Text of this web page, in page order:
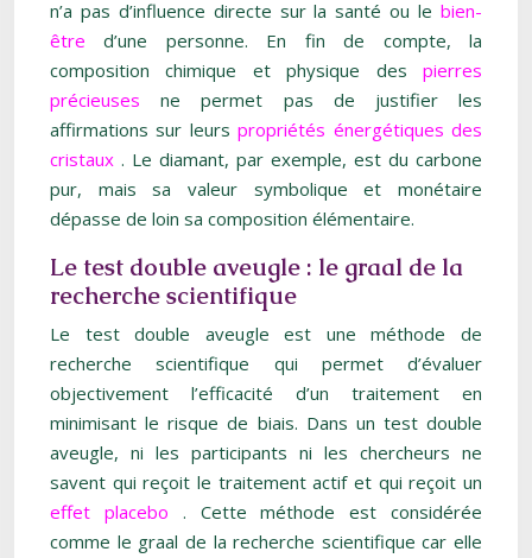
n’a pas d’influence directe sur la santé ou le bien-
êtred’une personne. En fin de compte, la
composition chimique et physique des pierres
précieusesne permet pas de justifier les
affirmations sur leurspropriétés énergétiques des
cristaux . Le diamant, par exemple, est du carbone
pur, mais sa valeur symbolique et monétaire
dépasse de loin sa composition élémentaire.
Le test double aveugle : le graal de la
recherche scientifique
Le test double aveugle est une méthode de
recherche scientifique qui permet d’évaluer
objectivement l’efficacité d’un traitement en
minimisant le risque de biais. Dans un test double
aveugle, ni les participants ni les chercheurs ne
savent qui reçoit le traitement actif et qui reçoit un
effet placebo . Cette méthode est considérée
comme le graal de la recherche scientifique car elle